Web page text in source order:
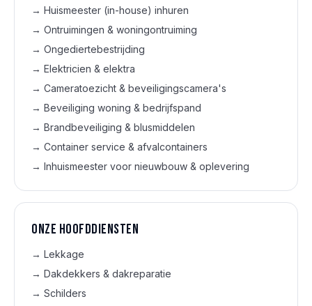
→ Huismeester (in-house) inhuren
→ Ontruimingen & woningontruiming
→ Ongediertebestrijding
→ Elektricien & elektra
→ Cameratoezicht & beveiligingscamera's
→ Beveiliging woning & bedrijfspand
→ Brandbeveiliging & blusmiddelen
→ Container service & afvalcontainers
→ Inhuismeester voor nieuwbouw & oplevering
Onze hoofd­diensten
→ Lekkage
→ Dakdekkers & dakreparatie
→ Schilders